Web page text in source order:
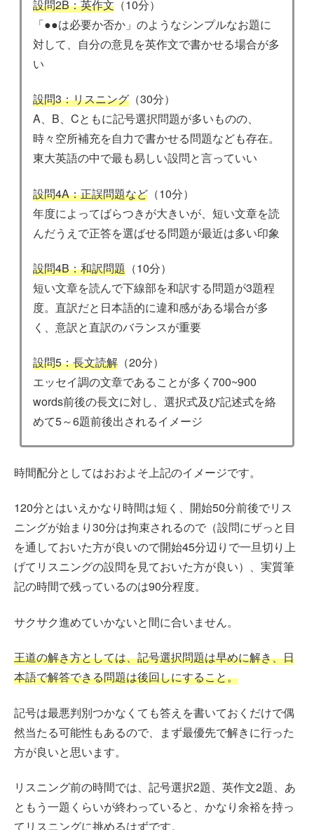
設問2B：英作文 （10分）
「●●は必要か否か」のようなシンプルなお題に
対して、自分の意見を英作文で書かせる場合が多
い
設問3：リスニング （30分）
A、B、Cともに記号選択問題が多いものの、
時々空所補充を自力で書かせる問題なども存在。
東大英語の中で最も易しい設問と言っていい
設問4A：正誤問題など （10分）
年度によってばらつきが大きいが、短い文章を読
んだうえで正答を選ばせる問題が最近は多い印象
設問4B：和訳問題 （10分）
短い文章を読んで下線部を和訳する問題が3題程
度。直訳だと日本語的に違和感がある場合が多
く、意訳と直訳のバランスが重要
設問5：長文読解 （20分）
エッセイ調の文章であることが多く700~900
words前後の長文に対し、選択式及び記述式を絡
めて5～6題前後出されるイメージ
時間配分としてはおおよそ上記のイメージです。
120分とはいえかなり時間は短く、開始50分前後でリス
ニングが始まり30分は拘束されるので（設問にザっと目
を通しておいた方が良いので開始45分辺りで一旦切り上
げてリスニングの設問を見ておいた方が良い）、実質筆
記の時間で残っているのは90分程度。
サクサク進めていかないと間に合いません。
王道の解き方としては、記号選択問題は早めに解き、日
本語で解答できる問題は後回しにすること。
記号は最悪判別つかなくても答えを書いておくだけで偶
然当たる可能性もあるので、まず最優先で解きに行った
方が良いと思います。
リスニング前の時間では、記号選択2題、英作文2題、あ
ともう一題くらいが終わっていると、かなり余裕を持っ
てリスニングに挑めるはずです。